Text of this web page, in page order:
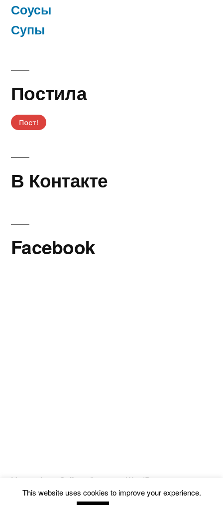
Соусы
Супы
Постила
В Контакте
Facebook
Magicooking
Сайт работает на WordPress.
Политика конфиденциальности
This website uses cookies to improve your experience.